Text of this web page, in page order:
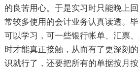
的良苦用心。于是实习时只能晚上
常较多使用的会计业务认真读透。
可以学习，可一些银行帐单、汇票
时才能真正接触，从而有了更深刻
识就行了，还要把所有的单据按月